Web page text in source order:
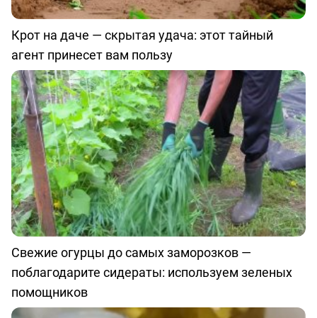
Крот на даче — скрытая удача: этот тайный
агент принесет вам пользу
Свежие огурцы до самых заморозков —
поблагодарите сидераты: используем зеленых
помощников